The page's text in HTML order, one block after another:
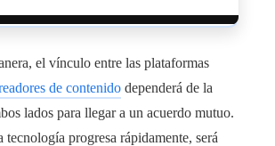
el vínculo entre las plataformas
de contenido dependerá de la
lados para llegar a un acuerdo mutuo.
tecnología progresa rápidamente, será